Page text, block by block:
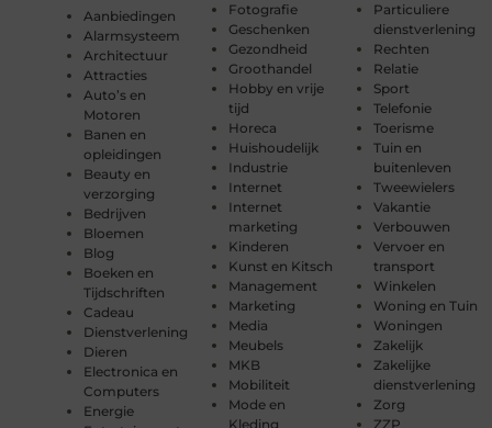
Aanbiedingen
Alarmsysteem
Architectuur
Attracties
Auto’s en
Motoren
Banen en
opleidingen
Beauty en
verzorging
Bedrijven
Bloemen
Blog
Boeken en
Tijdschriften
Cadeau
Dienstverlening
Dieren
Electronica en
Computers
Energie
Fotografie
Geschenken
Gezondheid
Groothandel
Hobby en vrije
tijd
Horeca
Huishoudelijk
Industrie
Internet
Internet
marketing
Kinderen
Kunst en Kitsch
Management
Marketing
Media
Meubels
MKB
Mobiliteit
Mode en
Kleding
Particuliere
dienstverlening
Rechten
Relatie
Sport
Telefonie
Toerisme
Tuin en
buitenleven
Tweewielers
Vakantie
Verbouwen
Vervoer en
transport
Winkelen
Woning en Tuin
Woningen
Zakelijk
Zakelijke
dienstverlening
Zorg
ZZP